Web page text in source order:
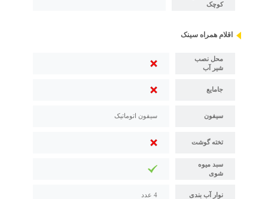
کوچک
اقلام همراه سینک
محل نصب
شیر آب
جامایع
سیفون سیفون اتوماتیک
تخته گوشت
سبد میوه
شوی
نوار آب بندی 4 عدد